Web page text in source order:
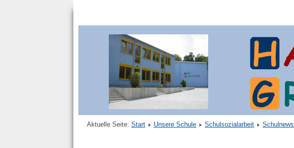
Aktuelle Seite: Start Unsere Schule Schulsozialarbeit Schulnews